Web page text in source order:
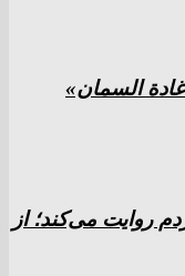
السمان»
روایت می‌کند؛ از